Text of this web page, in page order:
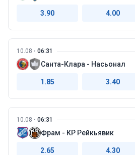
3.90 4.00
10.08 06:31
Санта-Клара - Насьонал
1.85 3.40
10.08 06:31
Фрам - КР Рейкьявик
2.65 4.30